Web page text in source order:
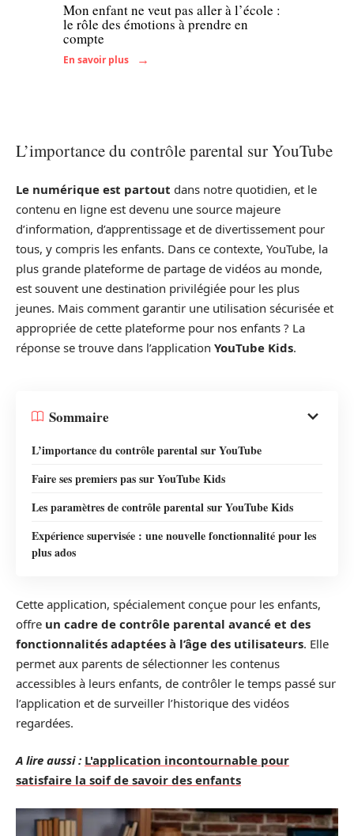
Mon enfant ne veut pas aller à l’école :
le rôle des émotions à prendre en
compte
En savoir plus
L’importance du contrôle parental sur YouTube
Le numérique est partout dans notre quotidien, et le
contenu en ligne est devenu une source majeure
d’information, d’apprentissage et de divertissement pour
tous, y compris les enfants. Dans ce contexte, YouTube, la
plus grande plateforme de partage de vidéos au monde,
est souvent une destination privilégiée pour les plus
jeunes. Mais comment garantir une utilisation sécurisée et
appropriée de cette plateforme pour nos enfants ? La
réponse se trouve dans l’application YouTube Kids.
Sommaire
L’importance du contrôle parental sur YouTube
Faire ses premiers pas sur YouTube Kids
Les paramètres de contrôle parental sur YouTube Kids
Expérience supervisée : une nouvelle fonctionnalité pour les
plus ados
Cette application, spécialement conçue pour les enfants,
offre un cadre de contrôle parental avancé et des
fonctionnalités adaptées à l’âge des utilisateurs. Elle
permet aux parents de sélectionner les contenus
accessibles à leurs enfants, de contrôler le temps passé sur
l’application et de surveiller l’historique des vidéos
regardées.
A lire aussi : L'application incontournable pour
satisfaire la soif de savoir des enfants